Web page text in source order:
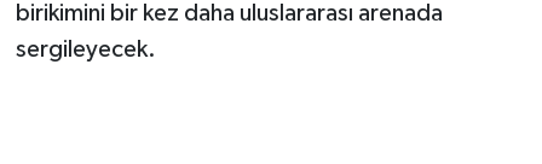
birikimini bir kez daha uluslararası arenada
sergileyecek.